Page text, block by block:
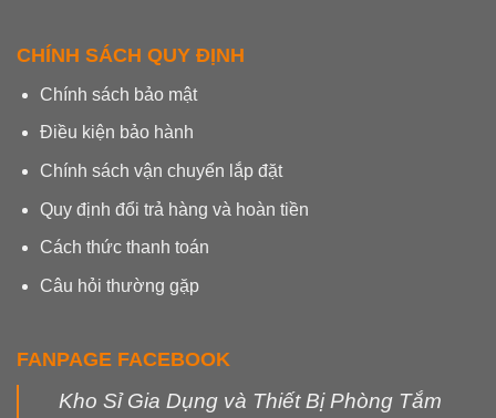
CHÍNH SÁCH QUY ĐỊNH
Chính sách bảo mật
Điều kiện bảo hành
Chính sách vận chuyển lắp đặt
Quy định đổi trả hàng và hoàn tiền
Cách thức thanh toán
Câu hỏi thường gặp
FANPAGE FACEBOOK
Kho Sỉ Gia Dụng và Thiết Bị Phòng Tắm